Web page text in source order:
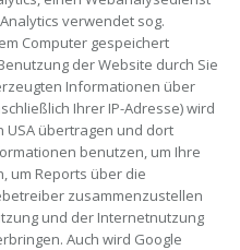
verwendet sog.
Computer gespeichert
der Website durch Sie
Informationen über
Ihrer IP-Adresse) wird
USA übertragen und dort
benutzen, um Ihre
um Reports über die
zusammenzustellen
und der Internetnutzung
Auch wird Google